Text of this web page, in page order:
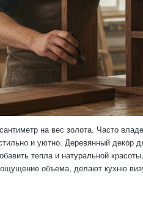
на вес золота. Часто
и уютно. Деревянный
тепла и натуральной
объема, делают кухню